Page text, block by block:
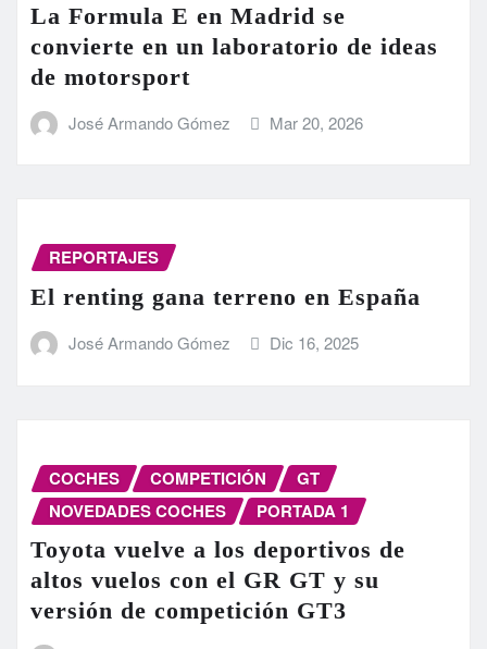
La Formula E en Madrid se
convierte en un laboratorio de ideas
de motorsport
José Armando Gómez Mar 20, 2026
REPORTAJES
El renting gana terreno en España
José Armando Gómez Dic 16, 2025
COCHES COMPETICIÓN
GT
NOVEDADES COCHES
PORTADA 1
Toyota vuelve a los deportivos de
altos vuelos con el GR GT y su
versión de competición GT3